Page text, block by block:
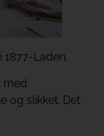
Laden.
med
og slikket. Det